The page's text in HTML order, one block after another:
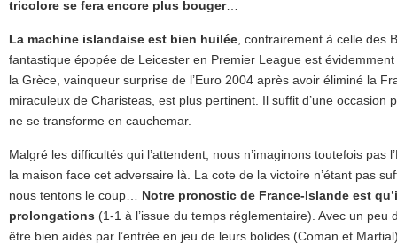
tricolore se fera encore plus bouger…
La machine islandaise est bien huilée , contrairement à celle des
fantastique épopée de Leicester en Premier League est
la Grèce, vainqueur surprise de l’Euro 2004 après avoir éliminé la
miraculeux de Charisteas, est plus pertinent. Il suffit d’une occasion
ne se transforme en cauchemar.
Malgré les difficultés qui l’attendent, nous n’imaginons toutefois pas
la maison face cet adversaire là. La cote de la victoire n’étant pas
nous tentons le coup… Notre pronostic de France-Islande est
prolongations (1-1 à l’issue du temps réglementaire). Avec un peu
être bien aidés par l’entrée en jeu de leurs bolides (Coman et